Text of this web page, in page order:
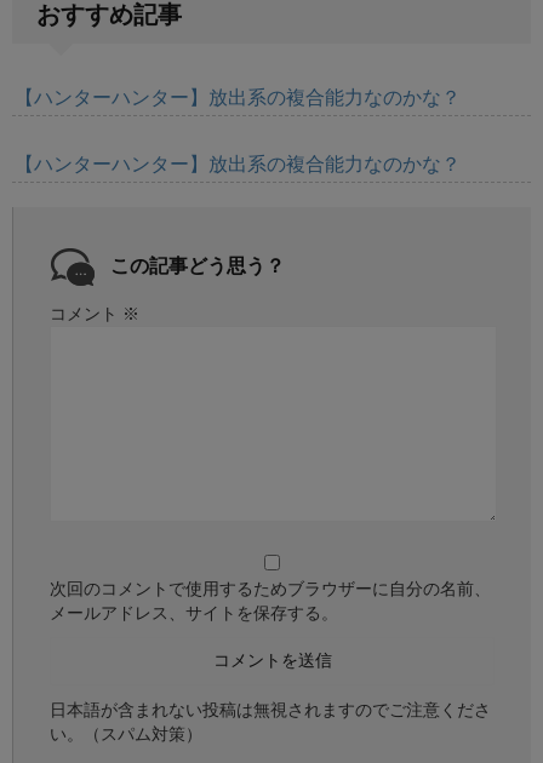
おすすめ記事
【ハンターハンター】放出系の複合能力なのかな？
【ハンターハンター】放出系の複合能力なのかな？
この記事どう思う？
コメント ※
次回のコメントで使用するためブラウザーに自分の名前、
メールアドレス、サイトを保存する。
日本語が含まれない投稿は無視されますのでご注意くださ
い。（スパム対策）